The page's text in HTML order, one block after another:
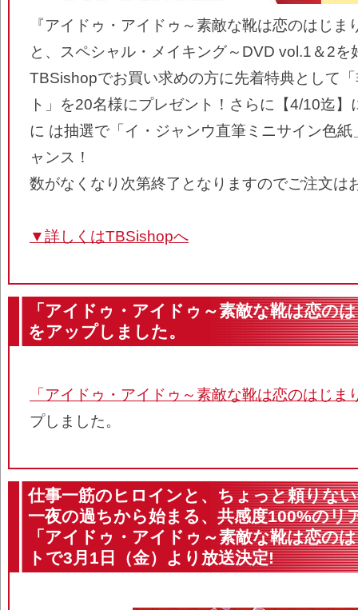
『アイドゥ・アイドゥ～素敵な靴は恋のはじ
と、スペシャル・メイキング～DVD vol.1＆2を
TBSishopでお買い求めの方に先着特典として
ト」を20名様にプレゼント！さらに【4/10迄
に は抽選で「イ・ジャンウ直筆ミニサイン色
ャンス！
数がなくなり次第終了となりますのでご注文は
▼詳しくはTBSishopへ
「アイドゥ・アイドゥ～素敵な靴は恋の
をアップしました。
「アイドゥ・アイドゥ～素敵な靴は恋のはじま
プしました。
仕事一筋のヒロインと、ちょっと頼りな
一夜の過ちから始まる、共感度100%のリ
「アイドゥ・アイドゥ～素敵な靴は恋の
トで3月1日（金）より放送決定!